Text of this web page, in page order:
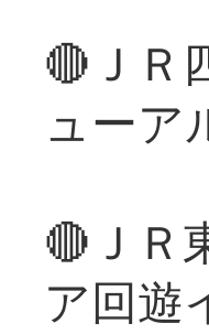
🔴ＪＲ
ューア
🔴ＪＲ
ア回遊